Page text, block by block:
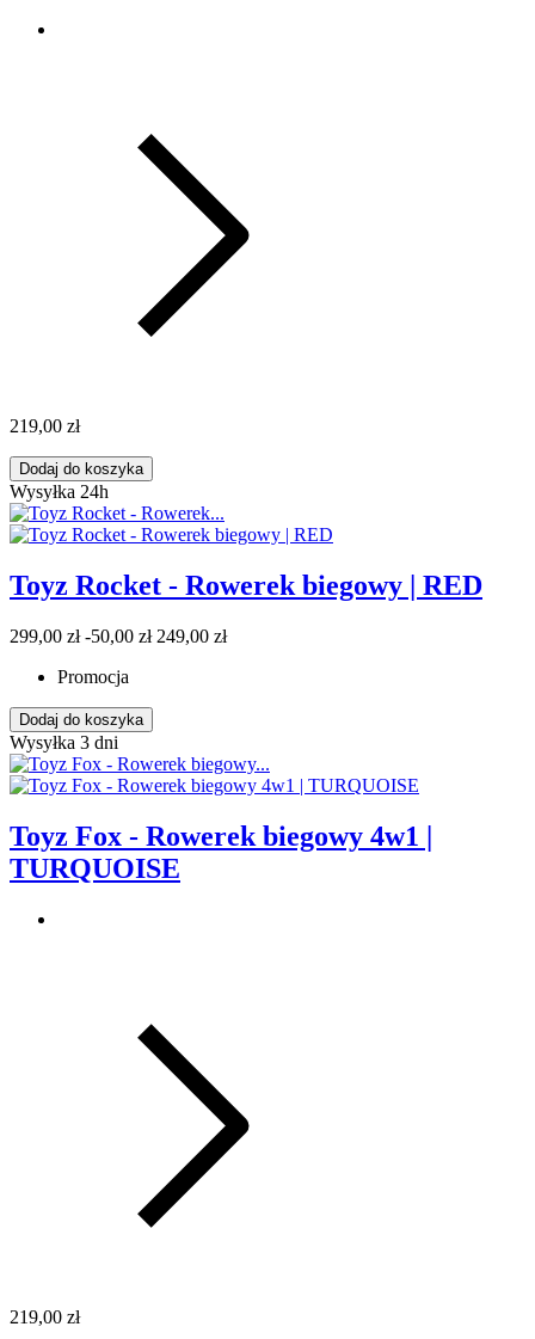
219,00 zł
Dodaj do koszyka
Wysyłka 24h
Toyz Rocket - Rowerek biegowy | RED
299,00 zł -50,00 zł 249,00 zł
Promocja
Dodaj do koszyka
Wysyłka 3 dni
Toyz Fox - Rowerek biegowy 4w1 |
TURQUOISE
219,00 zł